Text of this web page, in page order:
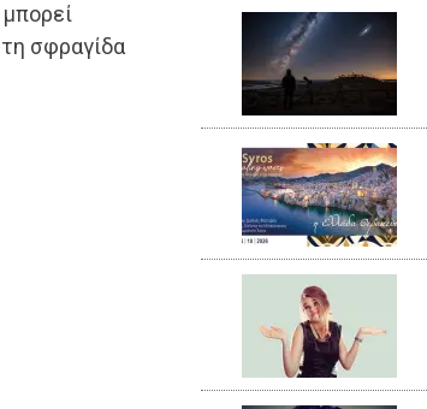
τη σφραγίδα